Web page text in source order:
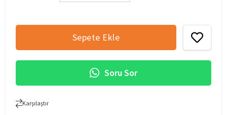
Soru Sor
Karşılaştır